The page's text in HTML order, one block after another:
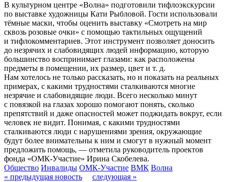
В культурном центре «Волна» подготовили тифлоэкскурсии
по выставке художницы Кати Рыбловой. Гости использовали
тёмные маски, чтобы оценить выставку «Смотреть на мир
сквозь розовые очки» с помощью тактильных ощущений
и тифлокомментариев. Этот инструмент позволяет доносить
до незрячих и слабовидящих людей информацию, которую
большинство воспринимает глазами: как расположены
предметы в помещении, их размер, цвет и т. д.
Нам хотелось не только рассказать, но и показать на реальных
примерах, с какими трудностями сталкиваются многие
незрячие и слабовидящие люди. Всего несколько минут
с повязкой на глазах хорошо помогают понять, сколько
препятствий и даже опасностей может поджидать вокруг, если
человек не видит. Понимая, с какими трудностями
сталкиваются люди с нарушениями зрения, окружающие
будут более внимательны к ним и смогут в нужный момент
предложить помощь, — отметила руководитель проектов
фонда «ОМК-Участие» Ирина Скобелева.
Общество Инвалиды ОМК-Участие ВМК Волна
« предыдущая новость
следующая »